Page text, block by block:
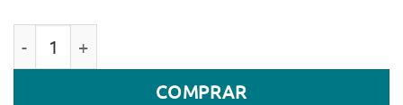
COMPRAR